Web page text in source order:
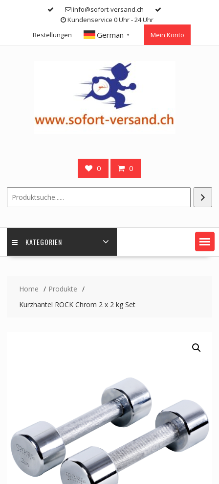
info@sofort-versand.ch
Kundenservice 0 Uhr - 24 Uhr
Bestellungen
German ▼ Mein Konto
0 0
KATEGORIEN
Home
Produkte
Kurzhantel ROCK Chrom 2 x 2 kg Set